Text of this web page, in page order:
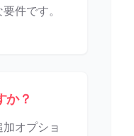
件です。
か？
オプショ